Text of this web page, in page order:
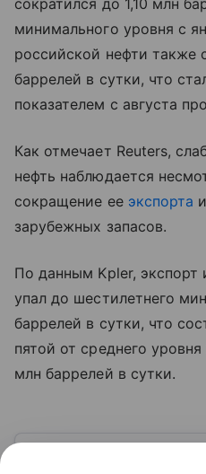
сократился до 1,10 млн
минимального уровня с
российской нефти также
баррелей в сутки, что
показателем с августа
Как отмечает Reuters,
нефть наблюдается
сокращение ее экспорта
зарубежных запасов.
По данным Kpler, экспорт
упал до шестилетнего
баррелей в сутки, что
пятой от среднего
млн баррелей в сутки.